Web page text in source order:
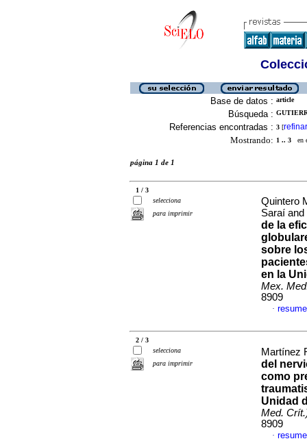
Base de datos : article
Búsqueda :
Referencias encontradas : 3 [refinar
Mostrando: 1 .. 3 en
página 1 de 1
1 / 3
selecciona
para imprimir
Quintero
Saraí
de la
sobre
en la
Mex.
8909
·
2 / 3
selecciona
para imprimir
Martínez
del
como
Unidad
Med.
8909
·